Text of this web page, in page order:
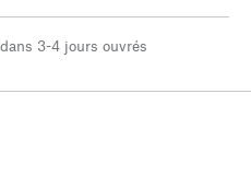
3-4 jours ouvrés